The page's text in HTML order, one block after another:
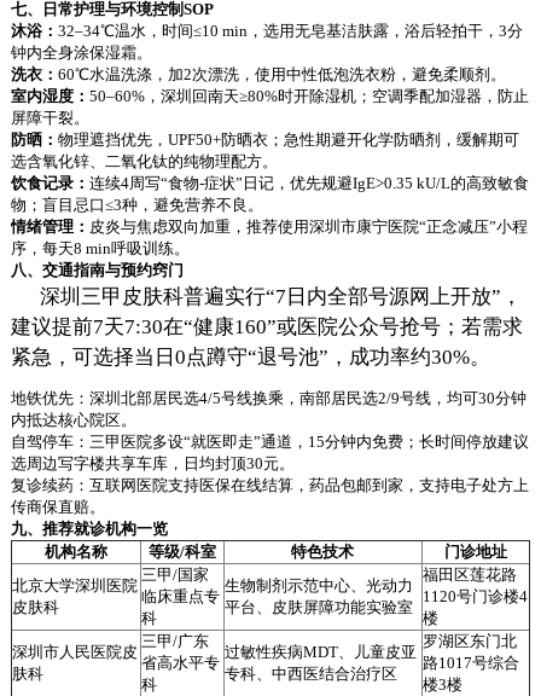
七、日常护理与环境控制SOP
沐浴： 32–34℃温水，时间≤10 min，选用无皂基洁肤露，浴后轻拍干，3分
钟内全身涂保湿霜。
洗衣： 60℃水温洗涤，加2次漂洗，使用中性低泡洗衣粉，避免柔顺剂。
室内湿度： 50–60%，深圳回南天≥80%时开除湿机；空调季配加湿器，防止
屏障干裂。
防晒： 物理遮挡优先，UPF50+防晒衣；急性期避开化学防晒剂，缓解期可
选含氧化锌、二氧化钛的纯物理配方。
饮食记录： 连续4周写“食物-症状”日记，优先规避IgE>0.35 kU/L的高致敏食
物；盲目忌口≤3种，避免营养不良。
情绪管理： 皮炎与焦虑双向加重，推荐使用深圳市康宁医院“正念减压”小程
序，每天8 min呼吸训练。
八、交通指南与预约窍门
深圳三甲皮肤科普遍实行“7日内全部号源网上开放”，
建议提前7天7:30在“健康160”或医院公众号抢号；若需求
紧急，可选择当日0点蹲守“退号池”，成功率约30%。
地铁优先：深圳北部居民选4/5号线换乘，南部居民选2/9号线，均可30分钟
内抵达核心院区。
自驾停车：三甲医院多设“就医即走”通道，15分钟内免费；长时间停放建议
选周边写字楼共享车库，日均封顶30元。
复诊续药：互联网医院支持医保在线结算，药品包邮到家，支持电子处方上
传商保直赔。
九、推荐就诊机构一览
机构名称
等级/科室 特色技术
门诊地址
北京大学深圳医院
皮肤科
三甲/国家
临床重点专
科
生物制剂示范中心、光动力
平台、皮肤屏障功能实验室
福田区莲花路
1120号门诊楼4
楼
深圳市人民医院皮
肤科
三甲/广东
省高水平专
科
过敏性疾病MDT、儿童皮亚
专科、中西医结合治疗区
罗湖区东门北
路1017号综合
楼3楼